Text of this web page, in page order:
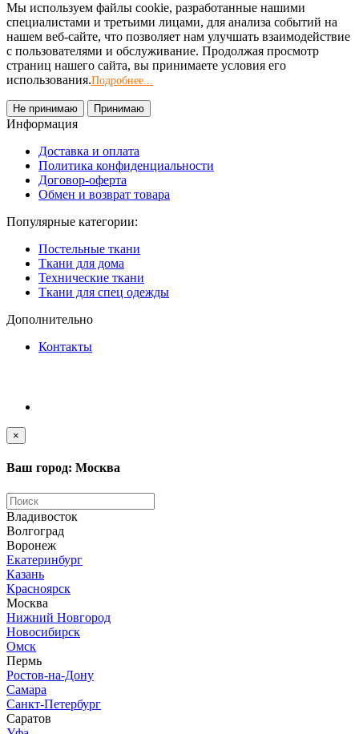
Мы используем файлы cookie, разработанные нашими
специалистами и третьими лицами, для анализа событий на
нашем веб-сайте, что позволяет нам улучшать взаимодействие
с пользователями и обслуживание. Продолжая просмотр
страниц нашего сайта, вы принимаете условия его
использования.Подробнее...
Не принимаю Принимаю
Информация
Доставка и оплата
Политика конфиденциальности
Договор-оферта
Обмен и возврат товара
Популярные категории:
Постельные ткани
Ткани для дома
Технические ткани
Ткани для спец одежды
Дополнительно
Контакты
×
Ваш город: Москва
Владивосток
Волгоград
Воронеж
Екатеринбург
Казань
Красноярск
Москва
Нижний Новгород
Новосибирск
Омск
Пермь
Ростов-на-Дону
Самара
Санкт-Петербург
Саратов